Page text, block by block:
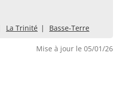
La Trinité Basse-Terre
Mise à jour le 05/01/26